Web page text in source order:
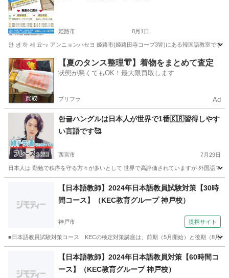
姫路市 8月1日
안 녕 하 세 요~♪ アンニョンハセヨ 姫路市(姫路田寺コープ3皆)にある韓国語教室です
兵庫 姫路市 韓国語 クラス
【夏のタンス整理👘】着物をまとめて査定
状態が悪くてもOK！最大限買取します
プリフラ Ad
한글ハングルは日本人が世界で1番🇰🇷習得しやす
い言語です🥰
西宮市 7月29日
日本人は 勤勉で秩序を守る方々が多いとして 世界で高評価されていますが 外国語マ
韓国語 レッスン
【日本語教師】2024年日本語教員試験対策【30時
間コース】（KEC教育グループ 神戸校）
神戸市 提携サイト
■日本語教員試験対策コース KECの検定対策講座は、前期（5月開始）と後期（8月
その他
【日本語教師】2024年日本語教員対策【60時間コ
ース】（KEC教育グループ 神戸校）